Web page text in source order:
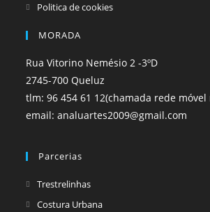
Politica de cookies
MORADA
Rua Vitorino Nemésio 2 -3ºD
2745-700 Queluz
tlm: 96 454 61 12(chamada rede móvel
email: analuartes2009@gmail.com
Parcerias
TrestrelinhasOpens
in
Costura UrbanaOpens